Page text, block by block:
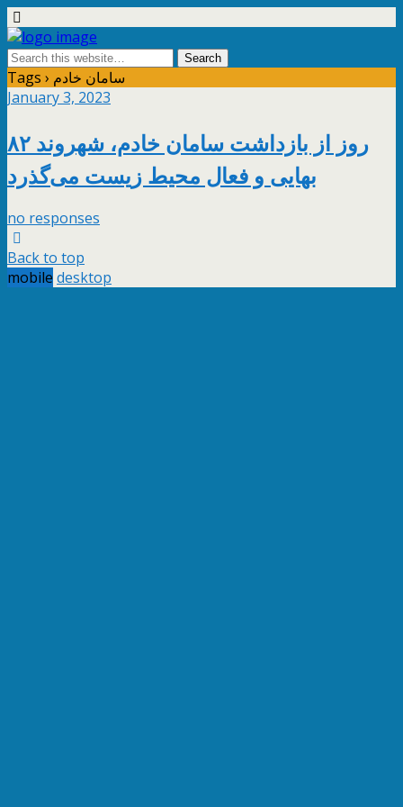
Tags › سامان خادم
January 3, 2023
۸۲ روز از بازداشت سامان خادم، شهروند
بهایی و فعال محیط زیست می‌گذرد
no responses
Back to top
mobile desktop